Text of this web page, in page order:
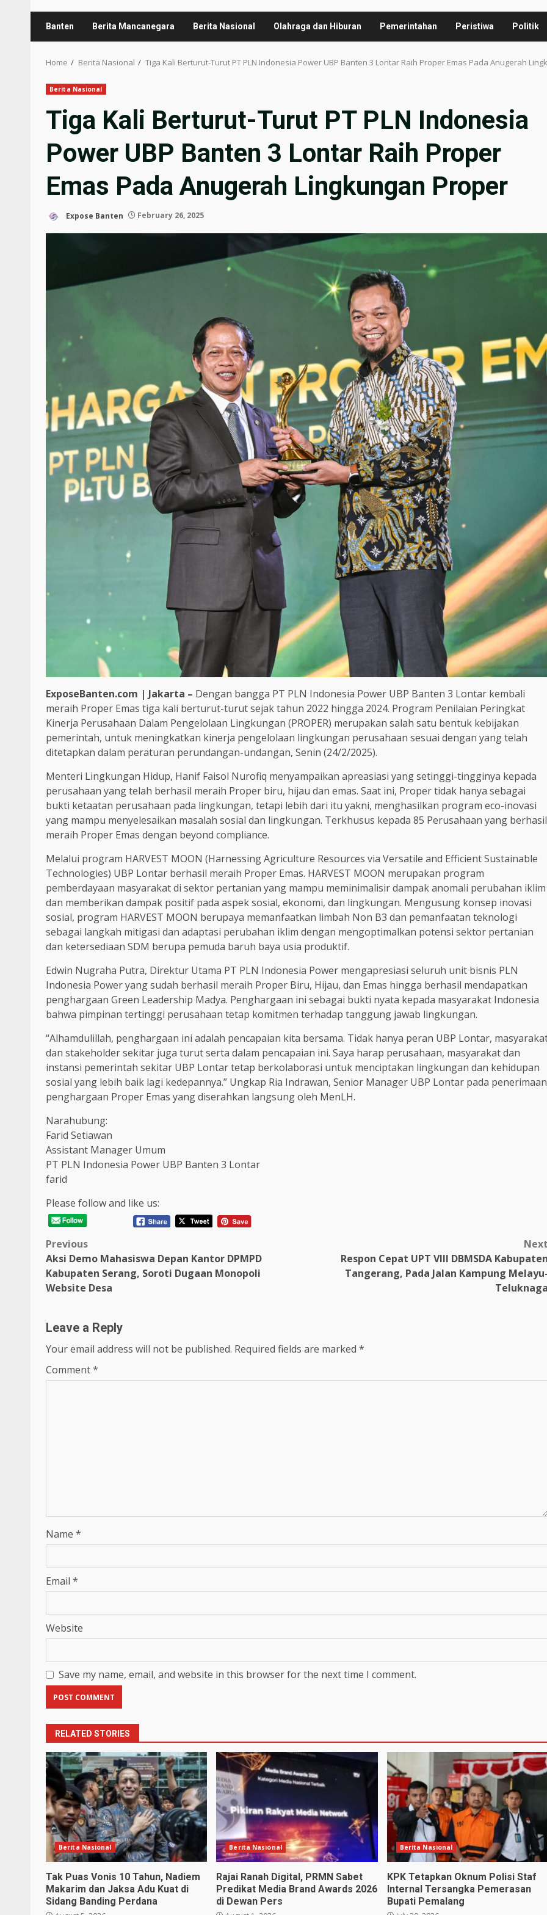
Banten Berita Mancanegara Berita Nasional Olahraga dan Hiburan Pemerintahan Peristiwa Politik
Home Berita Nasional Tiga Kali Berturut-Turut PT PLN Indonesia Power UBP Banten 3 Lontar Raih Proper Emas Pada Anugerah
Berita Nasional
Tiga Kali Berturut-Turut PT PLN Indonesia
Power UBP Banten 3 Lontar Raih Proper
Emas Pada Anugerah Lingkungan Proper
Expose Banten February 26, 2025
ExposeBanten.com | Jakarta – Dengan bangga PT PLN Indonesia Power UBP Banten 3 Lontar kembali
meraih Proper Emas tiga kali berturut-turut sejak tahun 2022 hingga 2024. Program Penilaian Peringkat
Kinerja Perusahaan Dalam Pengelolaan Lingkungan (PROPER) merupakan salah satu bentuk kebijakan
pemerintah, untuk meningkatkan kinerja pengelolaan lingkungan perusahaan sesuai dengan yang telah
ditetapkan dalam peraturan perundangan-undangan, Senin (24/2/2025).
Menteri Lingkungan Hidup, Hanif Faisol Nurofiq menyampaikan apreasiasi yang setinggi-tingginya kepada
perusahaan yang telah berhasil meraih Proper biru, hijau dan emas. Saat ini, Proper tidak hanya sebagai
bukti ketaatan perusahaan pada lingkungan, tetapi lebih dari itu yakni, menghasilkan program eco-inovasi
yang mampu menyelesaikan masalah sosial dan lingkungan. Terkhusus kepada 85 Perusahaan yang berhasil
meraih Proper Emas dengan beyond compliance.
Melalui program HARVEST MOON (Harnessing Agriculture Resources via Versatile and Efficient Sustainable
Technologies) UBP Lontar berhasil meraih Proper Emas. HARVEST MOON merupakan program
pemberdayaan masyarakat di sektor pertanian yang mampu meminimalisir dampak anomali perubahan iklim
dan memberikan dampak positif pada aspek sosial, ekonomi, dan lingkungan. Mengusung konsep inovasi
sosial, program HARVEST MOON berupaya memanfaatkan limbah Non B3 dan pemanfaatan teknologi
sebagai langkah mitigasi dan adaptasi perubahan iklim dengan mengoptimalkan potensi sektor pertanian
dan ketersediaan SDM berupa pemuda baruh baya usia produktif.
Edwin Nugraha Putra, Direktur Utama PT PLN Indonesia Power mengapresiasi seluruh unit bisnis PLN
Indonesia Power yang sudah berhasil meraih Proper Biru, Hijau, dan Emas hingga berhasil mendapatkan
penghargaan Green Leadership Madya. Penghargaan ini sebagai bukti nyata kepada masyarakat Indonesia
bahwa pimpinan tertinggi perusahaan tetap komitmen terhadap tanggung jawab lingkungan.
“Alhamdulillah, penghargaan ini adalah pencapaian kita bersama. Tidak hanya peran UBP Lontar,
dan stakeholder sekitar juga turut serta dalam pencapaian ini. Saya harap perusahaan, masyarakat dan
instansi pemerintah sekitar UBP Lontar tetap berkolaborasi untuk menciptakan lingkungan dan kehidupan
sosial yang lebih baik lagi kedepannya.” Ungkap Ria Indrawan, Senior Manager UBP Lontar pada penerimaan
penghargaan Proper Emas yang diserahkan langsung oleh MenLH.
Narahubung:
Farid Setiawan
Assistant Manager Umum
PT PLN Indonesia Power UBP Banten 3 Lontar
farid
Please follow and like us:
Post
navigation
Previous
Aksi Demo Mahasiswa Depan Kantor DPMPD
Kabupaten Serang, Soroti Dugaan Monopoli
Website Desa
Respon Cepat UPT VIII DBMSDA
Tangerang, Pada Jalan Kampung
Leave a Reply
Your email address will not be published. Required fields are marked *
Comment*
Name *
Email *
Website
Save my name, email, and website in this browser for the next time I comment.
RELATED STORIES
Berita Nasional
Tak Puas Vonis 10 Tahun, Nadiem
Makarim dan Jaksa Adu Kuat di
Sidang Banding Perdana
Berita Nasional
Rajai Ranah Digital, PRMN Sabet
Predikat Media Brand Awards 2026
di Dewan Pers
Berita Nasional
KPK Tetapkan Oknum Polisi Staf
Internal Tersangka Pemerasan
Bupati Pemalang